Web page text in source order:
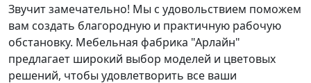
Звучит замечательно! Мы с удовольствием поможем
вам создать благородную и практичную рабочую
обстановку. Мебельная фабрика "Арлайн"
предлагает широкий выбор моделей и цветовых
решений, чтобы удовлетворить все ваши